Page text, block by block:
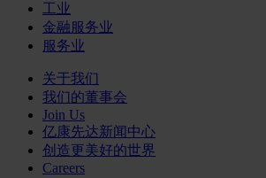
工业
金融服务业
服务业
关于我们
我们的董事会
Join Us
亿康先达新闻中心
创造更美好的世界
Careers